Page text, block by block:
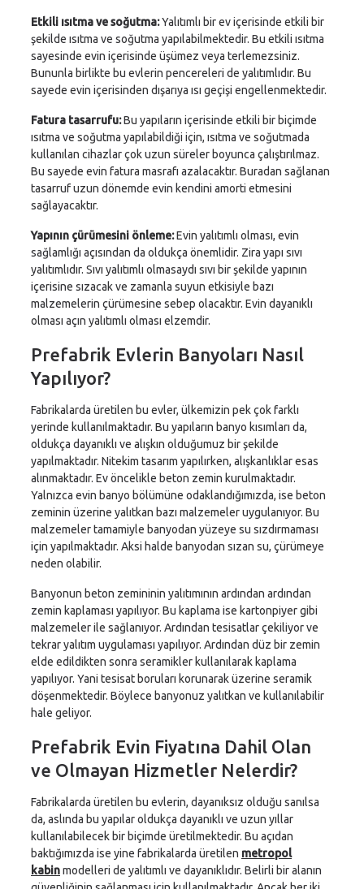
Etkili ısıtma ve soğutma:Yalıtımlı bir ev içerisinde etkili bir
şekilde ısıtma ve soğutma yapılabilmektedir. Bu etkili ısıtma
sayesinde evin içerisinde üşümez veya terlemezsiniz.
Bununla birlikte bu evlerin pencereleri de yalıtımlıdır. Bu
sayede evin içerisinden dışarıya ısı geçişi engellenmektedir.
Fatura tasarrufu:Bu yapıların içerisinde etkili bir biçimde
ısıtma ve soğutma yapılabildiği için, ısıtma ve soğutmada
kullanılan cihazlar çok uzun süreler boyunca çalıştırılmaz.
Bu sayede evin fatura masrafı azalacaktır. Buradan sağlanan
tasarruf uzun dönemde evin kendini amorti etmesini
sağlayacaktır.
Yapının çürümesini önleme:Evin yalıtımlı olması, evin
sağlamlığı açısından da oldukça önemlidir. Zira yapı sıvı
yalıtımlıdır. Sıvı yalıtımlı olmasaydı sıvı bir şekilde yapının
içerisine sızacak ve zamanla suyun etkisiyle bazı
malzemelerin çürümesine sebep olacaktır. Evin dayanıklı
olması açın yalıtımlı olması elzemdir.
Prefabrik Evlerin Banyoları Nasıl
Yapılıyor?
Fabrikalarda üretilen bu evler, ülkemizin pek çok farklı
yerinde kullanılmaktadır. Bu yapıların banyo kısımları da,
oldukça dayanıklı ve alışkın olduğumuz bir şekilde
yapılmaktadır. Nitekim tasarım yapılırken, alışkanlıklar esas
alınmaktadır. Ev öncelikle beton zemin kurulmaktadır.
Yalnızca evin banyo bölümüne odaklandığımızda, ise beton
zeminin üzerine yalıtkan bazı malzemeler uygulanıyor. Bu
malzemeler tamamiyle banyodan yüzeye su sızdırmaması
için yapılmaktadır. Aksi halde banyodan sızan su, çürümeye
neden olabilir.
Banyonun beton zemininin yalıtımının ardından ardından
zemin kaplaması yapılıyor. Bu kaplama ise kartonpiyer gibi
malzemeler ile sağlanıyor. Ardından tesisatlar çekiliyor ve
tekrar yalıtım uygulaması yapılıyor. Ardından düz bir zemin
elde edildikten sonra seramikler kullanılarak kaplama
yapılıyor. Yani tesisat boruları korunarak üzerine seramik
döşenmektedir. Böylece banyonuz yalıtkan ve kullanılabilir
hale geliyor.
Prefabrik Evin Fiyatına Dahil Olan
ve Olmayan Hizmetler Nelerdir?
Fabrikalarda üretilen bu evlerin, dayanıksız olduğu sanılsa
da, aslında bu yapılar oldukça dayanıklı ve uzun yıllar
kullanılabilecek bir biçimde üretilmektedir. Bu açıdan
baktığımızda ise yine fabrikalarda üretilen metropol
kabinmodelleri de yalıtımlı ve dayanıklıdır. Belirli bir alanın